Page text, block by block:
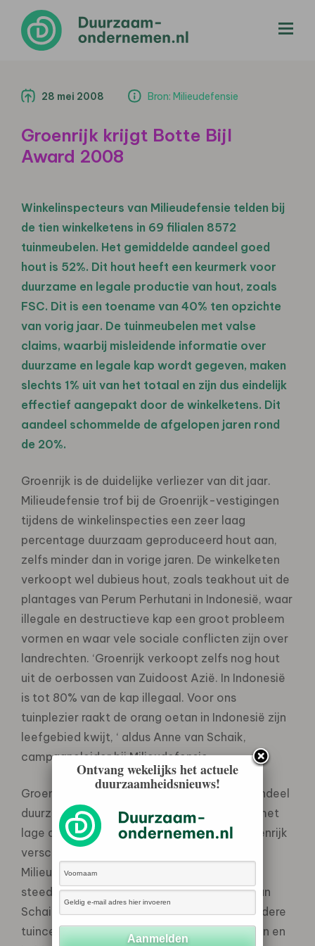
28 mei 2008 Bron: Milieudefensie
Groenrijk krijgt Botte Bijl
Award 2008
Winkelinspecteurs van Milieudefensie telden bij
de tien winkelketens in 69 filialen 8572
tuinmeubelen. Het gemiddelde aandeel goed
hout is 52%. Dit hout heeft een keurmerk voor
duurzame en legale productie van hout, zoals
FSC. Dit is een toename van 40% ten opzichte
van vorig jaar. De tuinmeubelen met valse
claims, waarbij misleidende informatie over
duurzame en legale kap wordt gegeven, maken
slechts 1% uit van het totaal en zijn dus eindelijk
effectief aangepakt door de winkelketens. Dit
aandeel schommelde de afgelopen jaren rond
de 20%.
Groenrijk is de duidelijke verliezer van dit jaar.
Milieudefensie trof bij de Groenrijk-vestigingen
tijdens de winkelinspecties een zeer laag
percentage duurzaam geproduceerd hout aan,
zelfs minder dan in vorige jaren. De winkelketen
verkoopt wel dubieus hout, zoals teakhout uit de
plantages van Perum Perhutani in Indonesië, waar
illegale en destructieve kap een groot probleem
vormen en waar vele sociale conflicten zijn over
landrechten. ‘Groenrijk verkoopt zelfs nog hout
uit de oerbossen van Zuidoost Azië. In Indonesië
is tot 80% van de kap illegaal. Voor ons
tuinplezier raakt de orang oetan in Indonesië zijn
leefgebied kwijt, ‘ aldus Anne van Schaik,
campagneleider bij Milieudefensie.
Groenrijk heeft zeer zwak beleid om het aandeel
duurzaam geproduceerd hout te verhogen met
lage ambities en zwakke instrumenten. Groenrijk
verschuilt zich in dit vierde jaar van de
Milieudefensie tuinmeubelen inspecties nog
steeds achter de franchise formule. Anne van
Schaik: ‘Dit is een flauwekulargument. De andere
tuincentra zijn ook franchise-ondernemingen en
Ontvang wekelijks het actuele
duurzaamheidsnieuws!